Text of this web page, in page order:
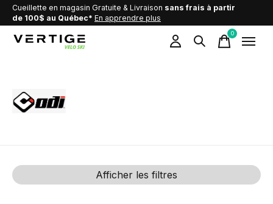
Cueillette en magasin Gratuite & Livraison sans frais à partir
de 100$ au Québec* En apprendre plus
0items
Odi
Afficher les filtres